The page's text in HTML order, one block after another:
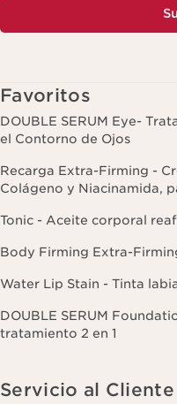
Favoritos
DOUBLE SERUM Eye-
el Contorno de Ojos
Recarga Extra-Firming -
Colágeno y Niacinamida,
Tonic - Aceite corporal
Body Firming Extra-
Water Lip Stain - Tinta
DOUBLE SERUM
tratamiento 2 en 1
Servicio al Cliente